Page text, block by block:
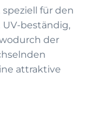
für den
UV-beständig,
der
attraktive